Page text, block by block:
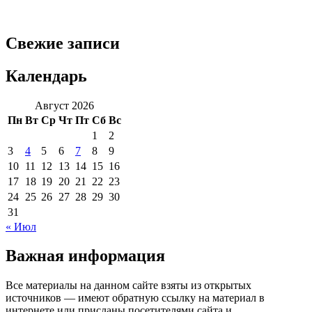
Свежие записи
Календарь
Август 2026
Пн Вт Ср Чт Пт Сб Вс
1
2
3
4 5 6 7 8
9
10 11 12 13 14 15 16
17 18 19 20 21 22 23
24 25 26 27 28 29 30
31
« Июл
Важная информация
Все материалы на данном сайте взяты из открытых
источников — имеют обратную ссылку на материал в